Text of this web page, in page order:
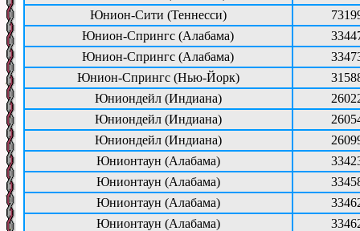
Юнион-Сити (Теннесси)
Юнион-Спрингс (Алабама)
Юнион-Спрингс (Алабама)
Юнион-Спрингс (Нью-Йорк)
Юниондейл (Индиана)
Юниондейл (Индиана)
Юниондейл (Индиана)
Юнионтаун (Алабама)
Юнионтаун (Алабама)
Юнионтаун (Алабама)
Юнионтаун (Алабама)